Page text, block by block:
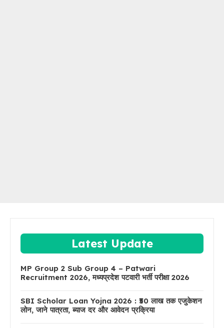
Latest Update
MP Group 2 Sub Group 4 – Patwari
Recruitment 2026, मध्यप्रदेश पटवारी भर्ती परीक्षा 2026
SBI Scholar Loan Yojna 2026 : ₹50 लाख तक एजुकेशन
लोन, जाने पात्रता, ब्याज दर और आवेदन प्रक्रिया